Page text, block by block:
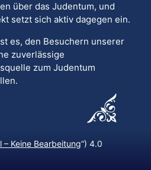
über das Judentum, und
setzt sich aktiv dagegen ein.
es, den Besuchern unserer
zuverlässige
zum Judentum
Keine Bearbeitung“) 4.0